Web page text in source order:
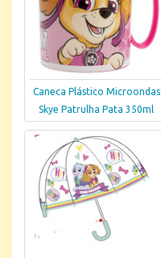
Caneca Plástico Microondas
Skye Patrulha Pata 350ml